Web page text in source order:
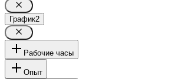
График2
Рабочие часы
Опыт